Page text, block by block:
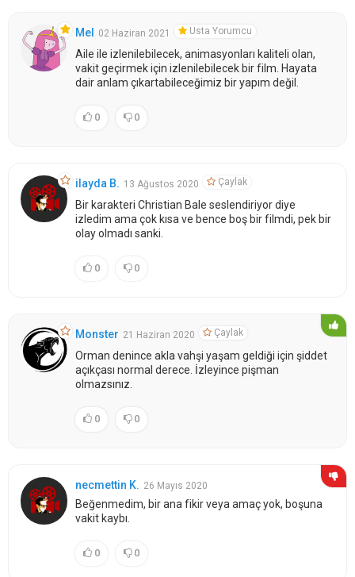
Mel 02 Haziran 2021 Usta Yorumcu
Aile ile izlenilebilecek, animasyonları kaliteli olan,
vakit geçirmek için izlenilebilecek bir film. Hayata
dair anlam çıkartabileceğimiz bir yapım değil.
0 0
ilayda B. 13 Ağustos 2020 Çaylak
Bir karakteri Christian Bale seslendiriyor diye
izledim ama çok kısa ve bence boş bir filmdi, pek bir
olay olmadı sanki.
0 0
Monster 21 Haziran 2020 Çaylak
Orman denince akla vahşi yaşam geldiği için şiddet
açıkçası normal derece. İzleyince pişman
olmazsınız.
0 0
necmettin K. 26 Mayıs 2020
Beğenmedim, bir ana fikir veya amaç yok, boşuna
vakit kaybı.
0 0